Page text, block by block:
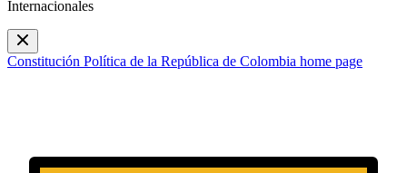
Internacionales
Constitución Política de la República de Colombia home page